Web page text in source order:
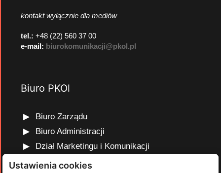
kontakt wyłącznie dla mediów
tel.: +48 (22) 560 37 00
e-mail: biurokomunikacji@pkol.pl
Biuro PKOl
Biuro Zarządu
Biuro Administracji
Dział Marketingu i Komunikacji
Dział Edukacji Olimpijskiej
Ustawienia cookies